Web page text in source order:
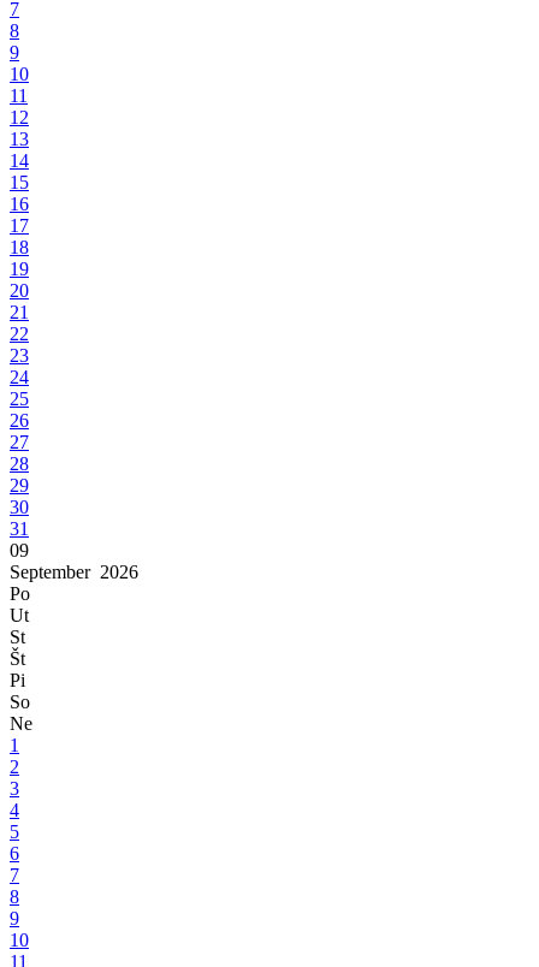
7
8
9
10
11
12
13
14
15
16
17
18
19
20
21
22
23
24
25
26
27
28
29
30
31
09
September 2026
Po
Ut
St
Št
Pi
So
Ne
1
2
3
4
5
6
7
8
9
10
11